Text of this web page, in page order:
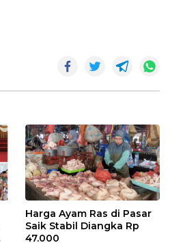
Harga Ayam Ras di Pasar
Saik Stabil Diangka Rp
47.000